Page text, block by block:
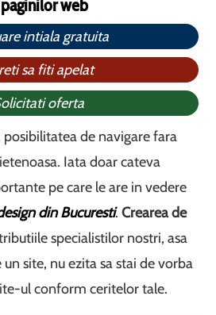
web
intiala gratuita
sa fiti apelat
oferta
de navigare fara
Iata doar cateva
pe care le are in vedere
din Bucuresti.Crearea de
specialistilor nostri, asa
site, nu ezita sa stai de vorba
ul conform ceritelor tale.